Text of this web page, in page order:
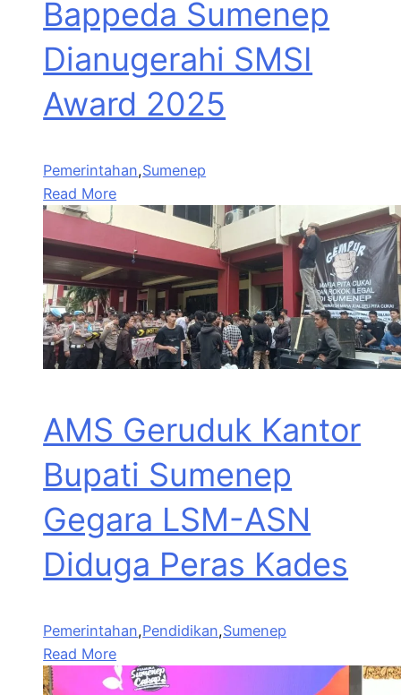
Bappeda Sumenep
Dianugerahi SMSI
Award 2025
Pemerintahan,Sumenep
Read More
AMS Geruduk Kantor
Bupati Sumenep
Gegara LSM-ASN
Diduga Peras Kades
Pemerintahan,Pendidikan,Sumenep
Read More